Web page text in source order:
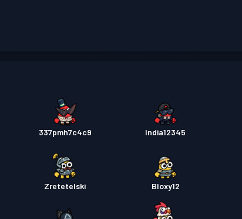
337pmh7c4c9 India12345
Zretetelski Bloxy12